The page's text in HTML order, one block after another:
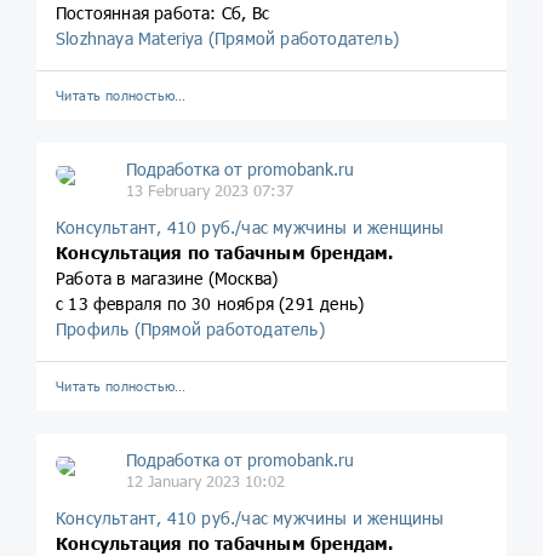
Постоянная работа: Сб, Вс
Slozhnaya Materiya (Прямой работодатель)
Читать полностью…
Подработка от promobank.ru
13 February 2023 07:37
Консультант, 410 руб./час мужчины и женщины
Консультация по табачным брендам.
Работа в магазине (Москва)
с 13 февраля по 30 ноября (291 день)
Профиль (Прямой работодатель)
Читать полностью…
Подработка от promobank.ru
12 January 2023 10:02
Консультант, 410 руб./час мужчины и женщины
Консультация по табачным брендам.